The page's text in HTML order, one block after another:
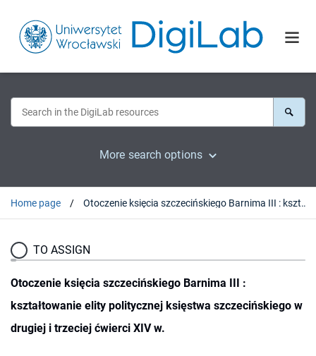
More search options
Home page Otoczenie księcia szczecińskiego Barnima III : kształtowanie elity politycznej księstwa szczecińskiego w drugiej i trzeciej ćwierci XIV w.
TO ASSIGN
Otoczenie księcia szczecińskiego Barnima III :
kształtowanie elity politycznej księstwa szczecińskiego w
drugiej i trzeciej ćwierci XIV w.